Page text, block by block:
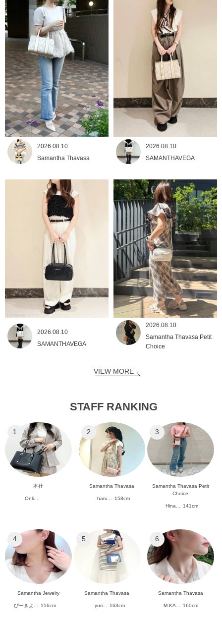
2026.08.10
Samantha Thavasa
2026.08.10
SAMANTHAVEGA
2026.08.10
SAMANTHAVEGA
2026.08.10
Samantha Thavasa Petit
Choice
VIEW MORE
STAFF RANKING
1
本社
Onli...
2
Samantha Thavasa
haru... 158cm
3
Samantha Thavasa Petit
Choice
Hina... 141cm
4
Samantha Jewelry
ぴーきよ... 156cm
5
Samantha Thavasa
yuri... 163cm
6
Samantha Thavasa
M.KA... 160cm